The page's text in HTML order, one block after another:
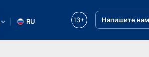
RU 13+ Напишите нам